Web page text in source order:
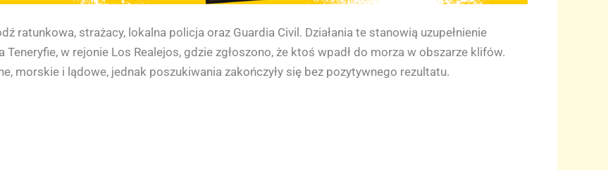
ratunkowa, strażacy, lokalna policja oraz Guardia Civil. Działania te stanowią uzupełnienie
w rejonie Los Realejos, gdzie zgłoszono, że ktoś wpadł do morza w obszarze klifów.
morskie i lądowe, jednak poszukiwania zakończyły się bez pozytywnego rezultatu.